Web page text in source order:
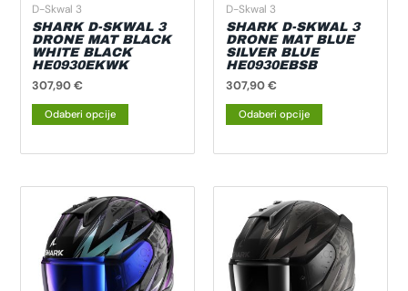
D-Skwal 3
SHARK D-SKWAL 3
DRONE MAT BLACK
WHITE BLACK
HE0930EKWK
307,90€
Odaberi opcije
na
stranici
proizvoda
D-Skwal 3
SHARK D-SKWAL 3
DRONE MAT BLUE
SILVER BLUE
HE0930EBSB
307,90€
Odaberi opcije
na
stranici
Ovaj
proizvod
ima
više
varijanti.
proizvod
ima
više
varijanti.